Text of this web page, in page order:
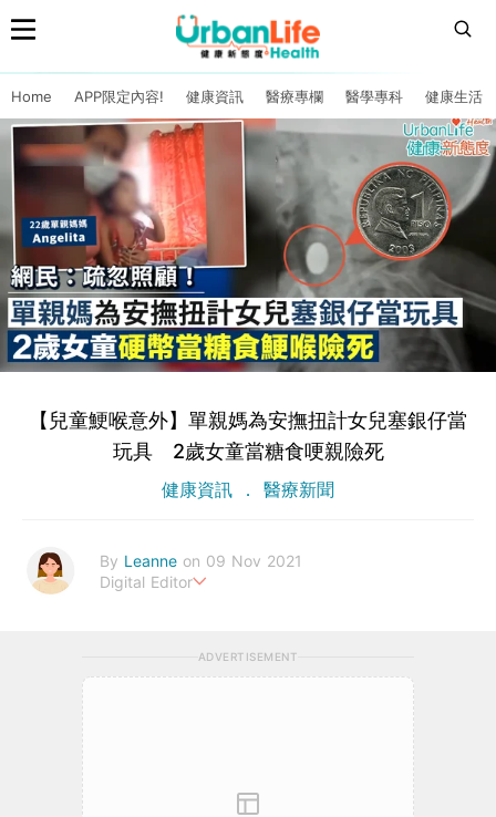
Home APP限定內容! 健康資訊 醫療專欄 醫學專科 健康生活
【兒童鯁喉意外】單親媽為安撫扭計女兒塞銀仔當
玩具 2歲女童當糖食哽親險死
健康資訊 醫療新聞
By Leanne on 09 Nov 2021
Digital Editor
ADVERTISEMENT